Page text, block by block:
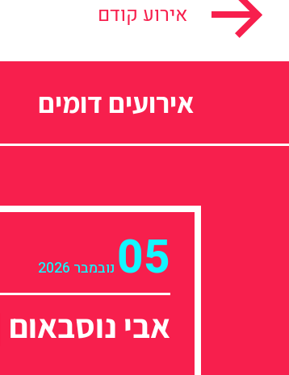
אירוע קודם
אירועים דומים
05 נובמבר 2026
אבי